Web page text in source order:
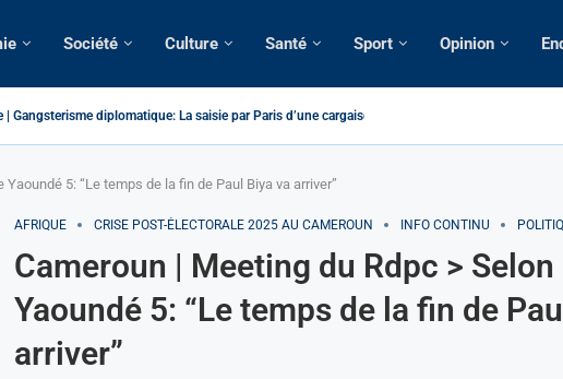
Société Culture Santé Sport Opinion
| Gangsterisme diplomatique: La saisie par Paris d’une cargaison destinée...
5: “Le temps de la fin de Paul Biya va arriver”
AFRIQUE CRISE POST-ÉLECTORALE 2025 AU CAMEROUN INFO CONTINU
Cameroun | Meeting du Rdpc >
Yaoundé 5: “Le temps de la fin de
arriver”